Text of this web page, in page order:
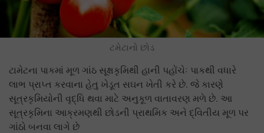
ટમેટાનો છોડ
ટામેટના પાકમાં મૂળ ગાંઠ સૂક્ષકૃમિથી હાની પહોંચેઃ પાકથી વધારે
લાભ પ્રાપ્ત કરવાના હેતુ ખેડૂત સઘન ખેતી કરે છે. જે કારણે
સૂત્રકૃમિયોની વૃદ્ધિ થવા માટે અનુકૂળ વાતાવરણ મળે છે. આ
સૂત્રકૃમિના આક્રમણથી છોડની પ્રાથમિક અને દ્વિતીય મૂળ પર
ગાંઠો બનવા લાગે છે